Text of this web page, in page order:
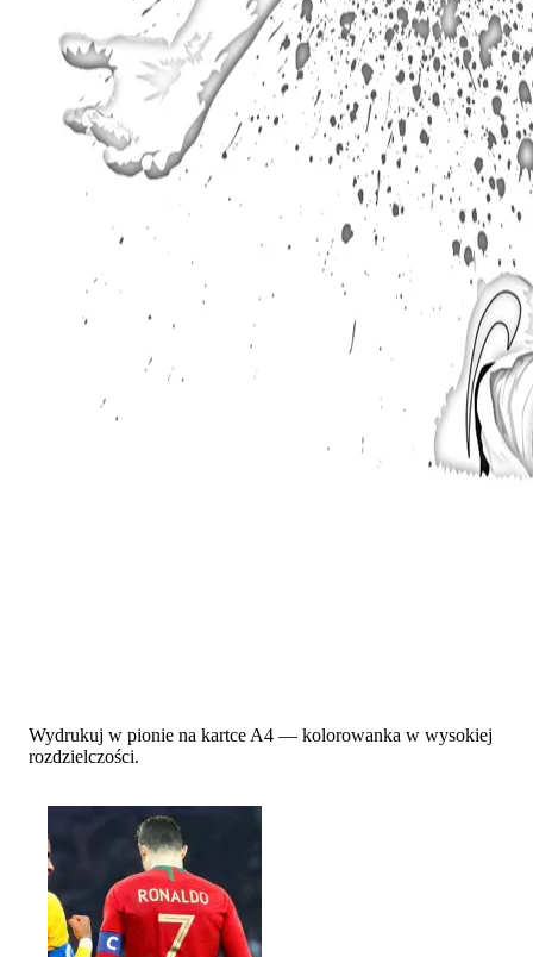
Wydrukuj w pionie na kartce A4 — kolorowanka w wysokiej
rozdzielczości.